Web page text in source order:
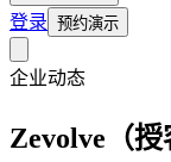
登录 预约演示
企业动态
Zevolve（